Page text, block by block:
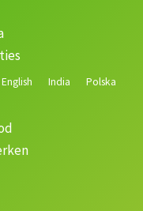
English India
Polska